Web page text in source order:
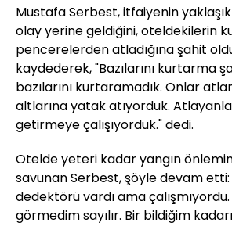
Mustafa Serbest, itfaiyenin
olay yerine geldiğini, oteldekilerin
pencerelerden atladığına şahit
kaydederek, "Bazılarını kurtarma
bazılarını kurtaramadık. Onlar
altlarına yatak atıyorduk.
getirmeye çalışıyorduk." dedi.
Otelde yeteri kadar yangın
savunan Serbest, şöyle devam
dedektörü vardı ama
görmedim sayılır. Bir bildiğim